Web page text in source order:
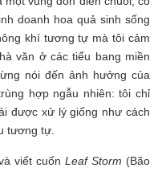
doanh hoa quả sinh sống
khí tương tự mà tôi cảm
văn ở các tiểu bang miền
nói đến ảnh hưởng của
hợp ngẫu nhiên: tôi chỉ
được xử lý giống như cách
tương tự.
viết cuốn Leaf Storm (Bão